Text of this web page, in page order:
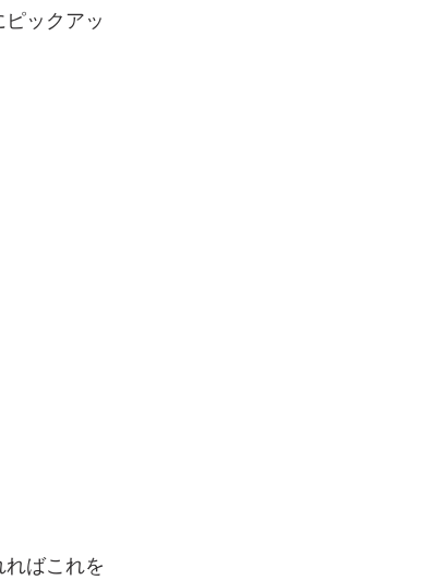
ックアッ
ばこれを